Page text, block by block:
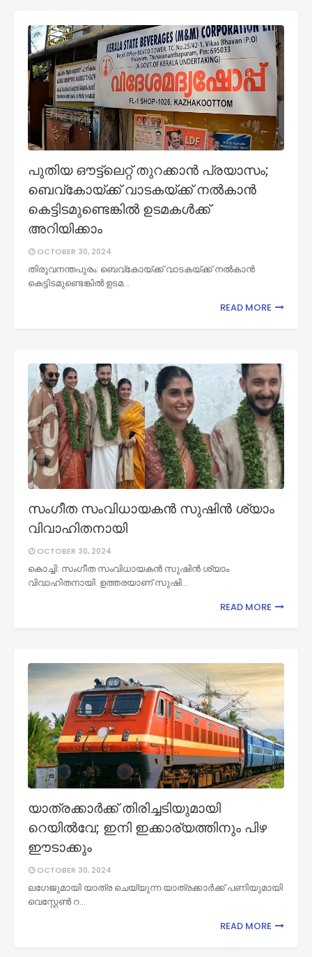
പുതിയ ഔട്ട്ലെറ്റ് തുറക്കാൻ പ്രയാസം;
ബെവ്കോയ്ക്ക് വാടകയ്ക്ക് നൽകാൻ
കെട്ടിടമുണ്ടെങ്കിൽ ഉടമകൾക്ക്
അറിയിക്കാം
OCTOBER 30, 2024
തിരുവനന്തപുരം: ബെവ്കോയ്ക്ക് വാടകയ്ക്ക് നൽകാൻ
കെട്ടിടമുണ്ടെങ്കിൽ ഉടമ…
READ MORE
സംഗീത സംവിധായകന്‍ സുഷിന്‍ ശ്യാം
വിവാഹിതനായി
OCTOBER 30, 2024
കൊച്ചി: സംഗീത സംവിധായകന്‍ സുഷിന്‍ ശ്യാം
വിവാഹിതനായി. ഉത്തരയാണ് സുഷി…
READ MORE
യാത്രക്കാര്‍ക്ക് തിരിച്ചടിയുമായി
റെയില്‍വേ; ഇനി ഇക്കാര്യത്തിനും പിഴ
ഈടാക്കും
OCTOBER 30, 2024
ലഗേജുമായി യാത്ര ചെയ്യുന്ന യാത്രക്കാര്‍ക്ക് പണിയുമായി
വെസ്റ്റേണ്‍ റ…
READ MORE